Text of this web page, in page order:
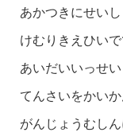
あかつきにせい
けむりきえひい
あいだいいっせ
てんさいをかい
がんじょうむし